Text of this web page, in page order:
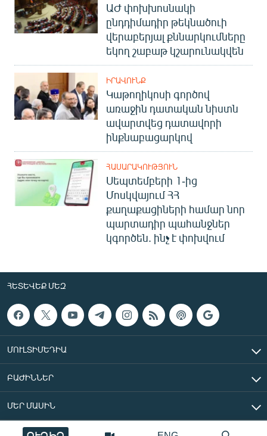
ԱԺ փոխխոսնակի
ընդդիմադիր թեկնածուի
վերաբերյալ քննարկումները
եկող շաբաթ կշարունակվեն
ԻՐԱՎՈՒՆՔ
Կաթողիկոսի գործով
առաջին դատական նիստն
ավարտվեց դատավորի
ինքնաբացարկով
ՀԱՍԱՐԱԿՈՒԹՅՈՒՆ
Սեպտեմբերի 1-ից
Մոսկվայում ՀՀ
քաղաքացիների համար նոր
պարտադիր պահանջներ
կգործեն. ինչ է փոխվում
ՀԵՏԵՎԵՔ ՄԵԶ
ՄՈՒԼՏԻՄԵԴԻԱ
ԲԱԺԻՆՆԵՐ
ՄԵՐ ՄԱՍԻՆ